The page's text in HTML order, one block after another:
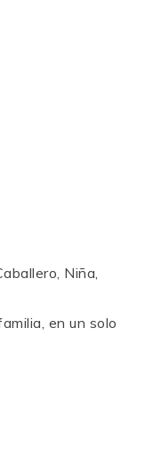
Niña,
en un solo